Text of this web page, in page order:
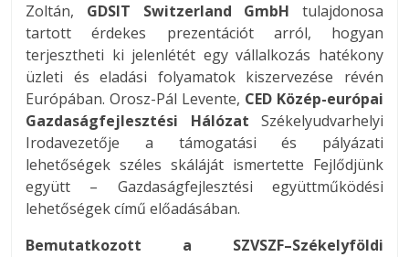
Zoltán, GDSIT Switzerland GmbH tulajdonosa
tartott érdekes prezentációt arról, hogyan
terjesztheti ki jelenlétét egy vállalkozás hatékony
üzleti és eladási folyamatok kiszervezése révén
Európában. Orosz-Pál Levente, CED Közép-európai
Gazdaságfejlesztési Hálózat Székelyudvarhelyi
Irodavezetője a támogatási és pályázati
lehetőségek széles skáláját ismertette Fejlődjünk
együtt – Gazdaságfejlesztési együttműködési
lehetőségek című előadásában.
Bemutatkozott a SZVSZF–Székelyföldi